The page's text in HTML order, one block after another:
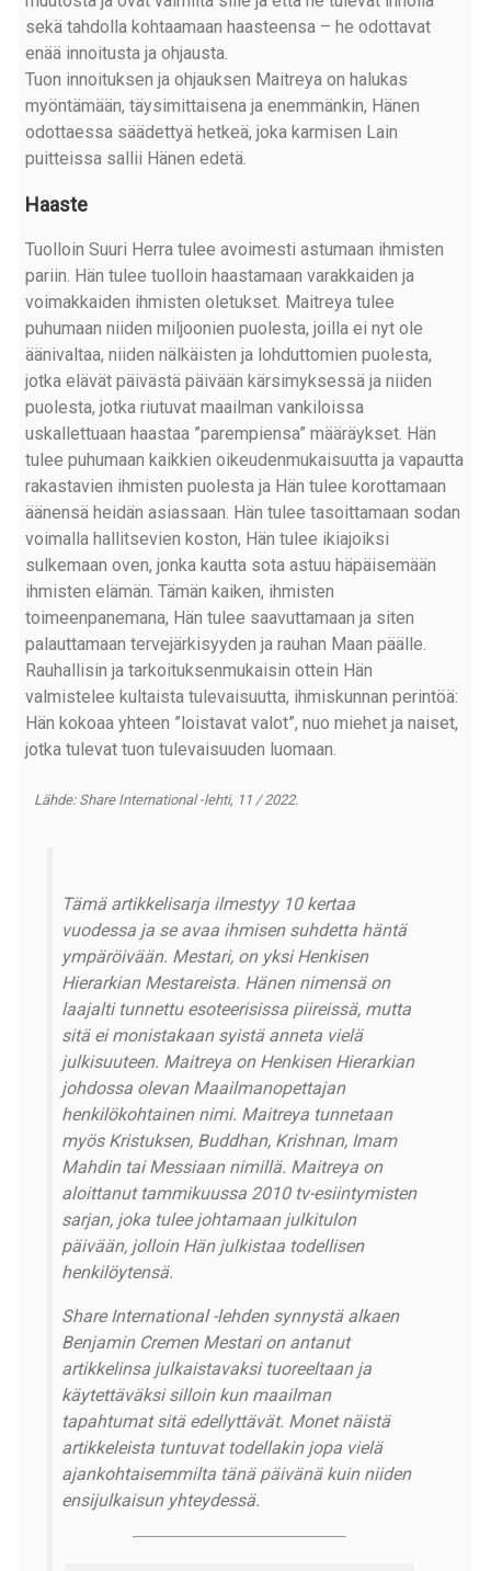
sekä tahdolla kohtaamaan haasteensa – he odottavat
enää innoitusta ja ohjausta.
Tuon innoituksen ja ohjauksen Maitreya on halukas
myöntämään, täysimittaisena ja enemmänkin, Hänen
odottaessa säädettyä hetkeä, joka karmisen Lain
puitteissa sallii Hänen edetä.
Haaste
Tuolloin Suuri Herra tulee avoimesti astumaan ihmisten
pariin. Hän tulee tuolloin haastamaan varakkaiden ja
voimakkaiden ihmisten oletukset. Maitreya tulee
puhumaan niiden miljoonien puolesta, joilla ei nyt ole
äänivaltaa, niiden nälkäisten ja lohduttomien puolesta,
jotka elävät päivästä päivään kärsimyksessä ja niiden
puolesta, jotka riutuvat maailman vankiloissa
uskallettuaan haastaa ”parempiensa” määräykset. Hän
tulee puhumaan kaikkien oikeudenmukaisuutta ja vapautta
rakastavien ihmisten puolesta ja Hän tulee korottamaan
äänensä heidän asiassaan. Hän tulee tasoittamaan sodan
voimalla hallitsevien koston, Hän tulee ikiajoiksi
sulkemaan oven, jonka kautta sota astuu häpäisemään
ihmisten elämän. Tämän kaiken, ihmisten
toimeenpanemana, Hän tulee saavuttamaan ja siten
palauttamaan tervejärkisyyden ja rauhan Maan päälle.
Rauhallisin ja tarkoituksenmukaisin ottein Hän
valmistelee kultaista tulevaisuutta, ihmiskunnan perintöä:
Hän kokoaa yhteen ”loistavat valot”, nuo miehet ja naiset,
jotka tulevat tuon tulevaisuuden luomaan.
Lähde: Share International -lehti, 11 / 2022.
Tämä artikkelisarja ilmestyy 10 kertaa
vuodessa ja se avaa ihmisen suhdetta häntä
ympäröivään. Mestari, on yksi Henkisen
Hierarkian Mestareista. Hänen nimensä on
laajalti tunnettu esoteerisissa piireissä, mutta
sitä ei monistakaan syistä anneta vielä
julkisuuteen. Maitreya on Henkisen Hierarkian
johdossa olevan Maailmanopettajan
henkilökohtainen nimi. Maitreya tunnetaan
myös Kristuksen, Buddhan, Krishnan, Imam
Mahdin tai Messiaan nimillä. Maitreya on
aloittanut tammikuussa 2010 tv-esiintymisten
sarjan, joka tulee johtamaan julkitulon
päivään, jolloin Hän julkistaa todellisen
henkilöytensä.
Share International -lehden synnystä alkaen
Benjamin Cremen Mestari on antanut
artikkelinsa julkaistavaksi tuoreeltaan ja
käytettäväksi silloin kun maailman
tapahtumat sitä edellyttävät. Monet näistä
artikkeleista tuntuvat todellakin jopa vielä
ajankohtaisemmilta tänä päivänä kuin niiden
ensijulkaisun yhteydessä.